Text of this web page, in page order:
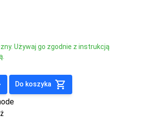
Używaj go zgodnie z instrukcją
Do koszyka